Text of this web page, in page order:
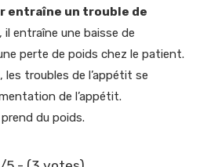
entraîne un trouble de
il entraîne une baisse de
perte de poids chez le patient.
les troubles de l’appétit se
de l’appétit.
du poids.